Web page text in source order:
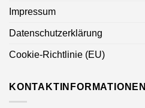
Impressum
Datenschutzerklärung
Cookie-Richtlinie (EU)
KONTAKTINFORMATIONEN